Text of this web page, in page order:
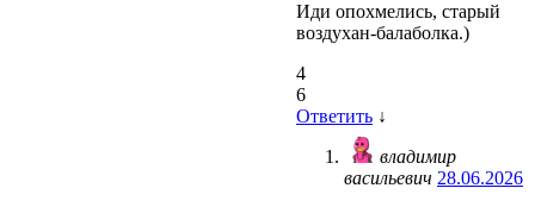
Иди опохмелись, старый
воздухан-балаболка.)
4
6
Ответить ↓
владимир
васильевич 28.06.2026